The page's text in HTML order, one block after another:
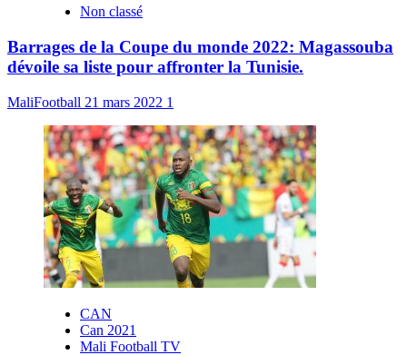
Non classé
Barrages de la Coupe du monde 2022: Magassouba
dévoile sa liste pour affronter la Tunisie.
MaliFootball 21 mars 2022 1
CAN
Can 2021
Mali Football TV